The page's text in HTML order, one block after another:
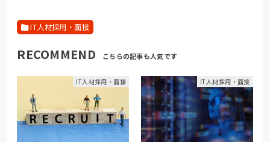
IT人材採用・面接
RECOMMEND
IT人材採用・面接 IT人材採用・面接